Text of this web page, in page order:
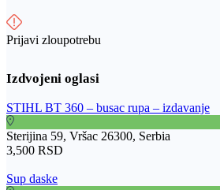
Prijavi zloupotrebu
STIHL BT 360 – busac rupa – izdavanje
Sterijina 59, Vršac 26300, Serbia
3,500 RSD
Sup daske